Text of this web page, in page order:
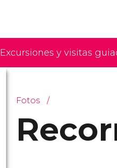
Excursiones y visitas
Fotos